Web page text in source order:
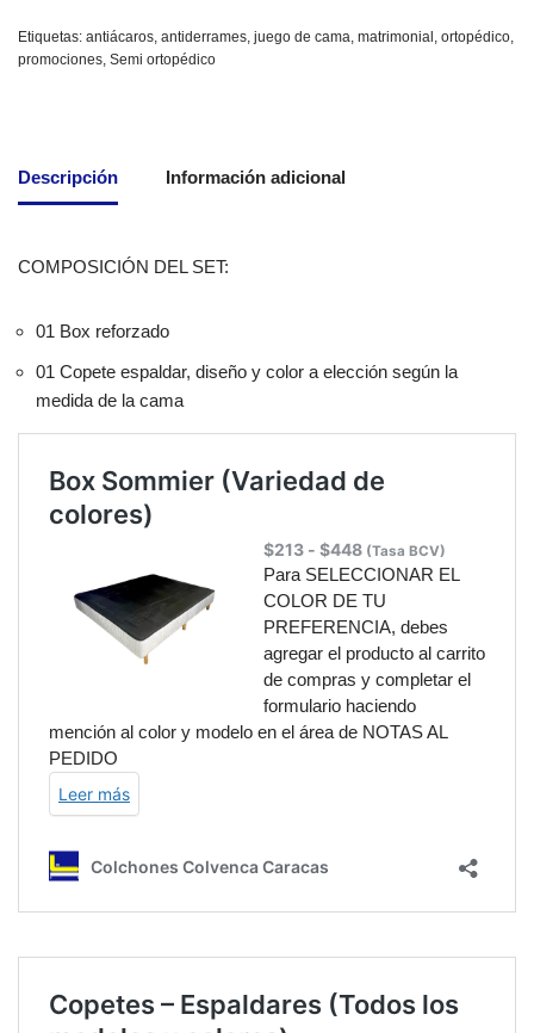
Etiquetas: antiácaros antiderrames juego de cama matrimonial ortopédico
promociones Semi ortopédico
Descripción Información adicional
COMPOSICIÓN DEL SET:
01 Box reforzado
01 Copete espaldar, diseño y color a elección según la
medida de la cama